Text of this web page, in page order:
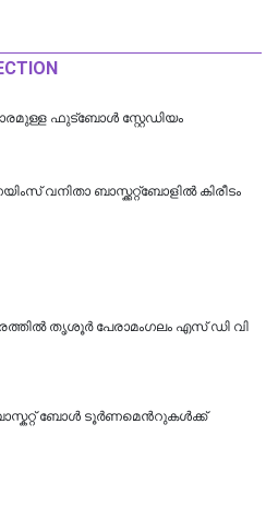
ഫുട്ബോൾ സ്റ്റേഡിയം
വനിതാ ബാസ്ക്കറ്റ്ബോളില്‍ കിരീടം
തൃശൂർ പേരാമംഗലം എസ് ഡി വി
ബോൾ ടൂർണമെന്‍റുകള്‍ക്ക്